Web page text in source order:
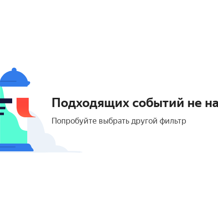
Подходящих событий не
Попробуйте выбрать другой фильтр